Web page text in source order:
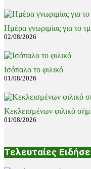
Ημέρα γνωριμίας για το
02/08/2026
Ισόπαλο το φιλικό
01/08/2026
Κεκλεισμένων φιλικό
01/08/2026
Τελευταίες